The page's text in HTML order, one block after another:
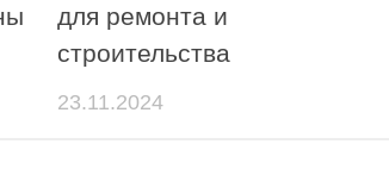
для ремонта и
строительства
23.11.2024